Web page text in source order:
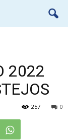
2022
0
257